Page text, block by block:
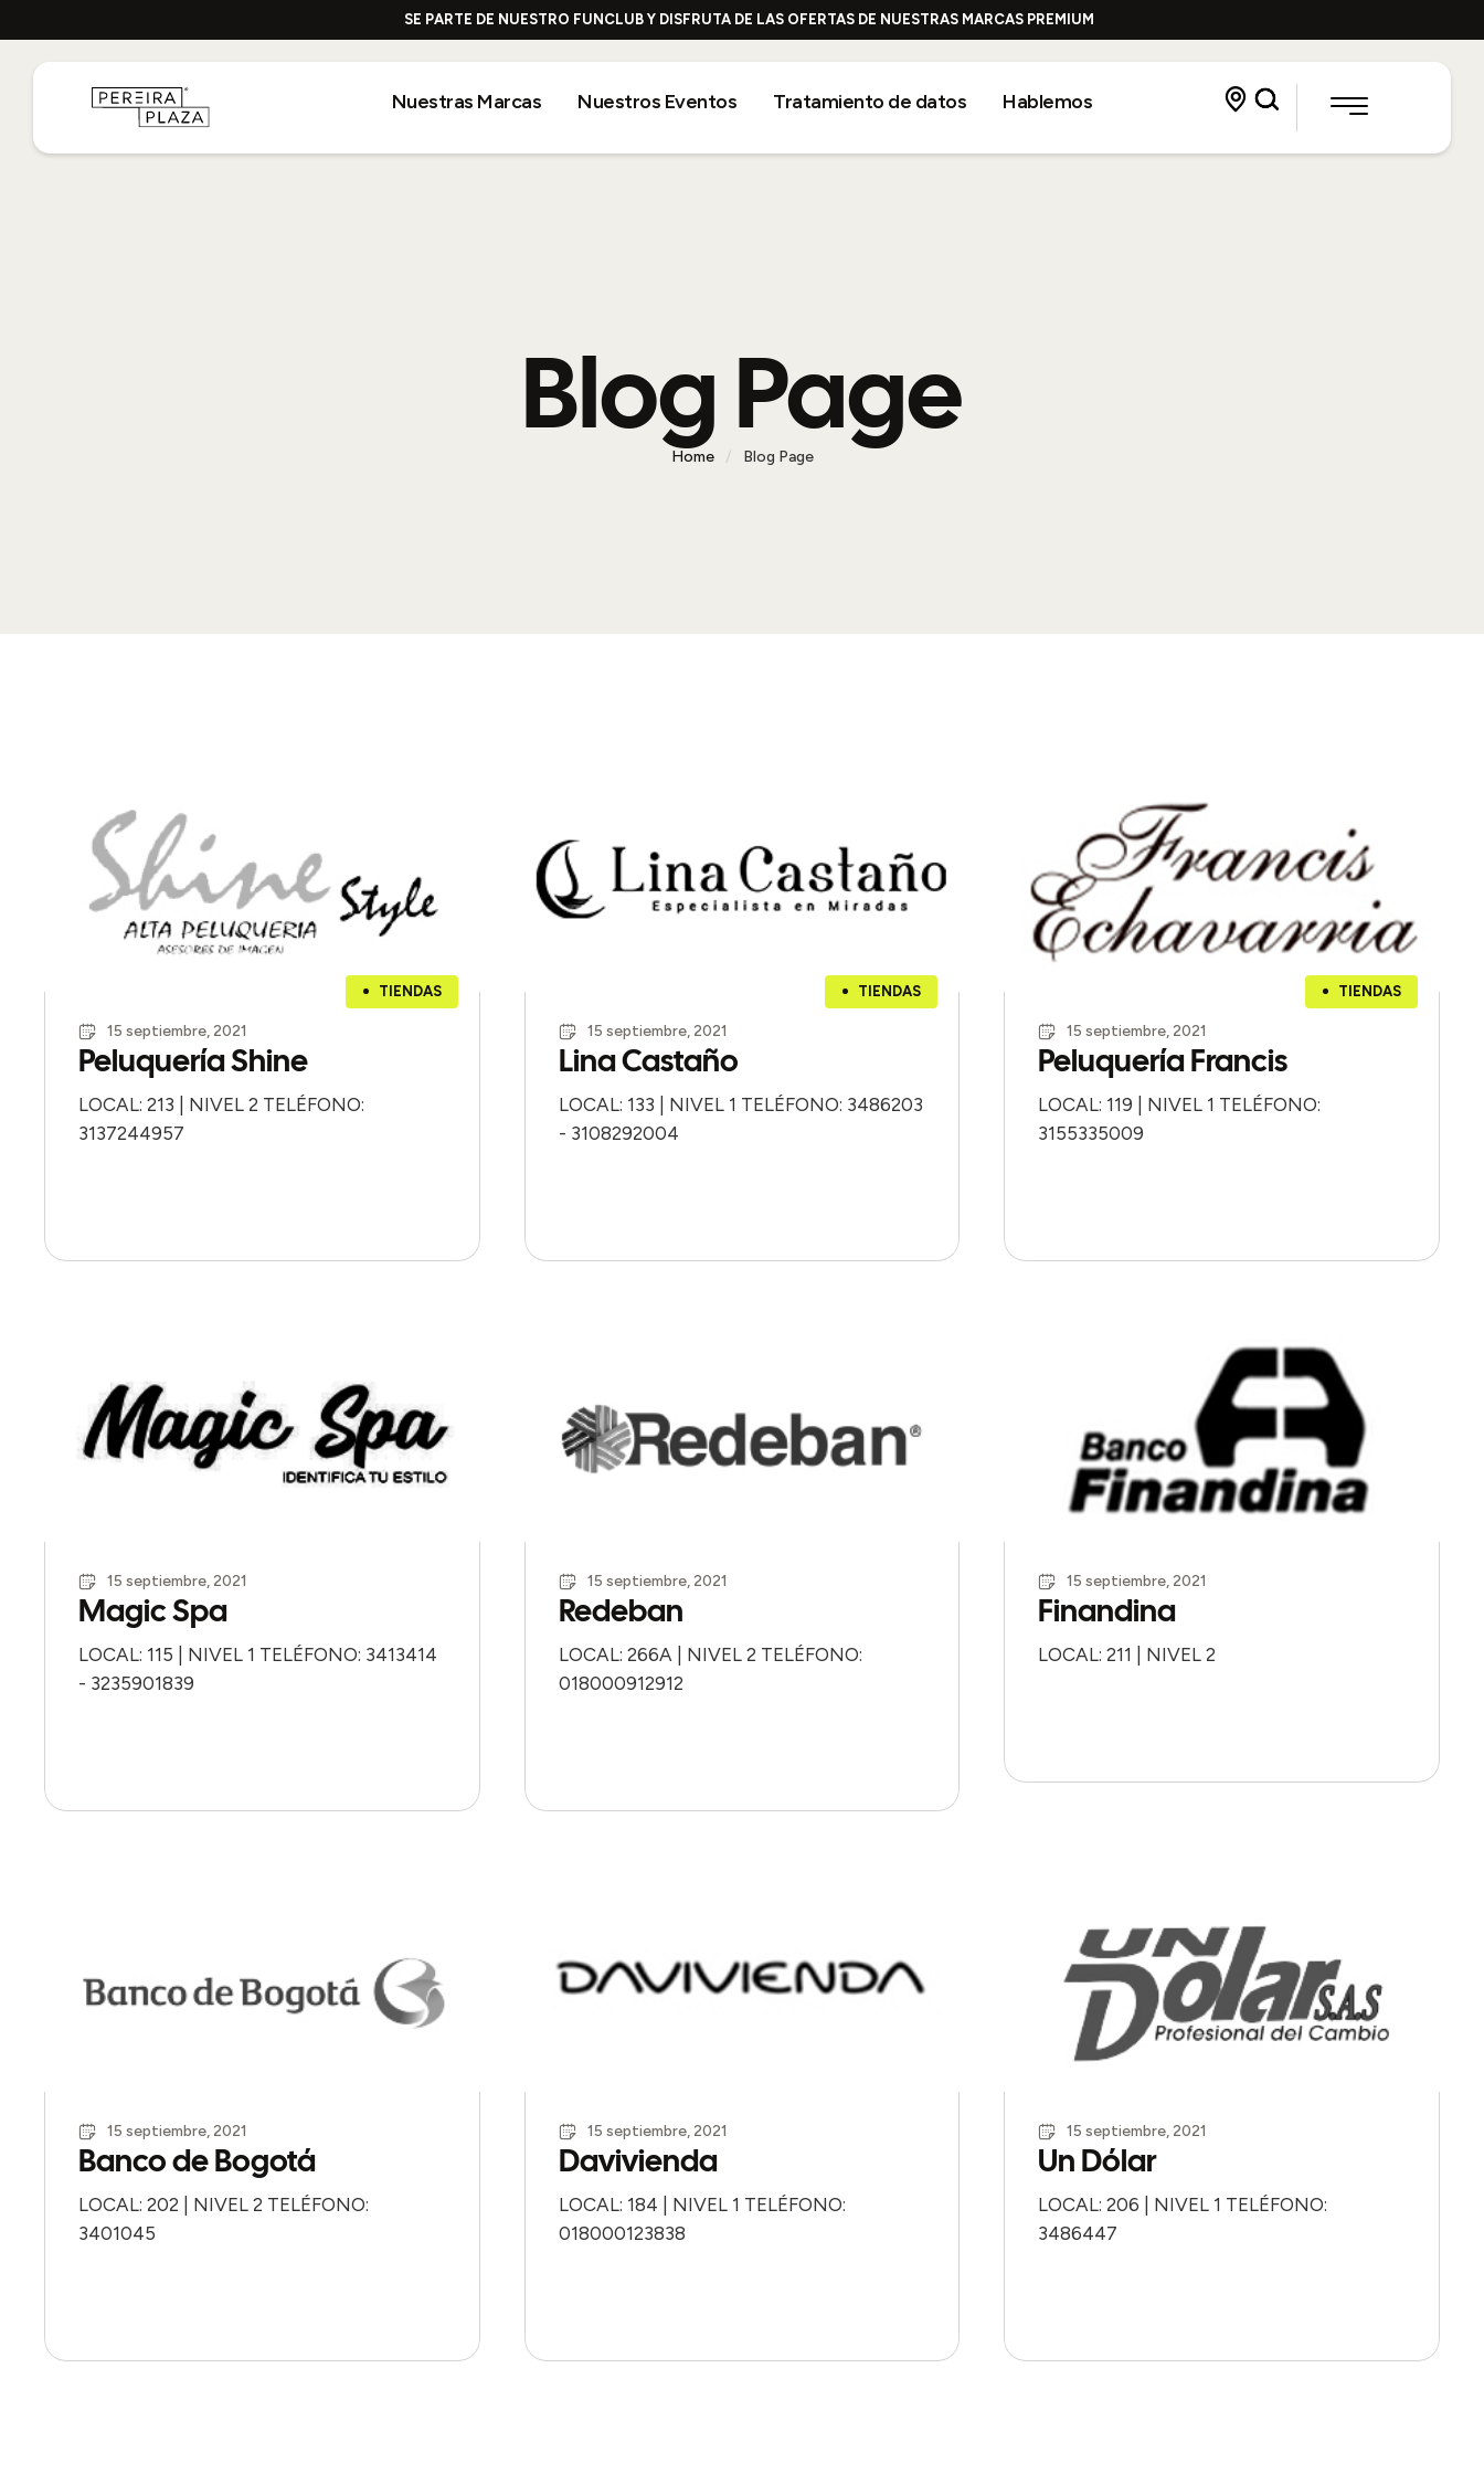
SE PARTE DE NUESTRO FUNCLUB Y DISFRUTA DE LAS OFERTAS DE NUESTRAS MARCAS PREMIUM
Nuestras Marcas Nuestros Eventos Tratamiento de datos Hablemos
Blog Page
Home / Blog Page
TIENDAS
15 septiembre, 2021
Peluquería Shine
LOCAL: 213 | NIVEL 2 TELÉFONO:
3137244957
TIENDAS
15 septiembre, 2021
Lina Castaño
LOCAL: 133 | NIVEL 1 TELÉFONO: 3486203
- 3108292004
TIENDAS
15 septiembre, 2021
Peluquería Francis
LOCAL: 119 | NIVEL 1 TELÉFONO:
3155335009
15 septiembre, 2021
Magic Spa
LOCAL: 115 | NIVEL 1 TELÉFONO: 3413414
- 3235901839
15 septiembre, 2021
Redeban
LOCAL: 266A | NIVEL 2 TELÉFONO:
018000912912
15 septiembre, 2021
Finandina
LOCAL: 211 | NIVEL 2
15 septiembre, 2021
Banco de Bogotá
LOCAL: 202 | NIVEL 2 TELÉFONO:
3401045
15 septiembre, 2021
Davivienda
LOCAL: 184 | NIVEL 1 TELÉFONO:
018000123838
15 septiembre, 2021
Un Dólar
LOCAL: 206 | NIVEL 1 TELÉFONO:
3486447